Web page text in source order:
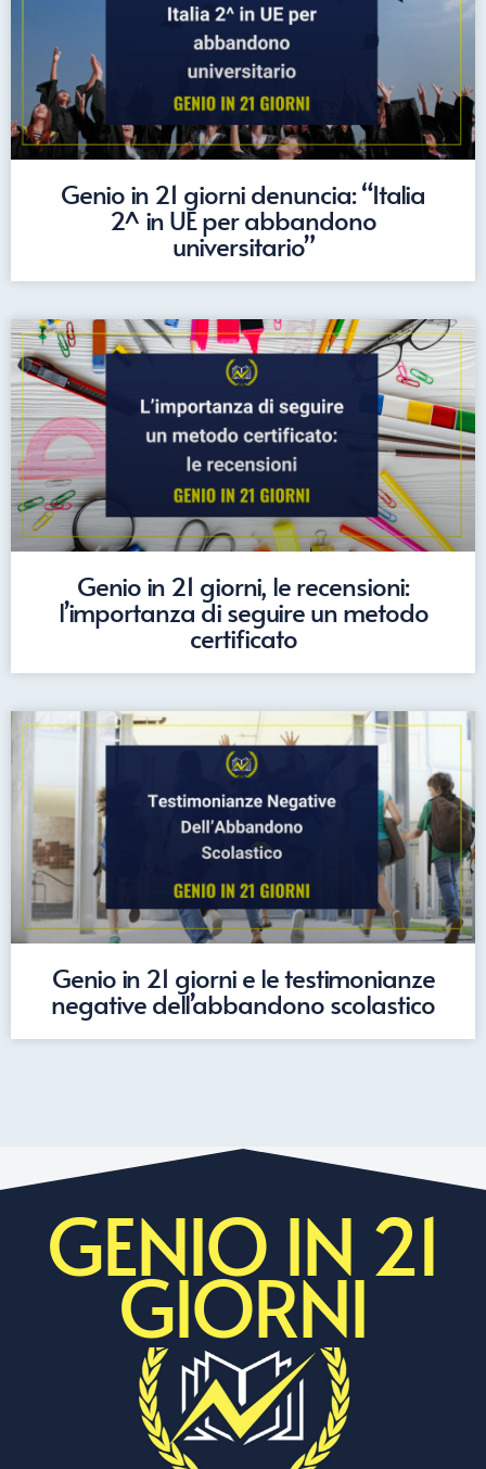
Genio in 21 giorni denuncia: “Italia
2^ in UE per abbandono
universitario”
Genio in 21 giorni, le recensioni:
l’importanza di seguire un metodo
certificato
Genio in 21 giorni e le testimonianze
negative dell’abbandono scolastico
GENIO IN 21
GIORNI